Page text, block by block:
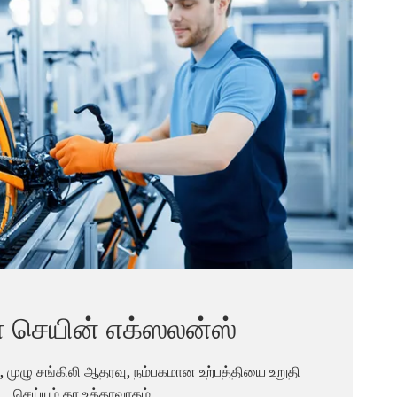
செயின் எக்ஸலன்ஸ்
சங்கிலி ஆதரவு, நம்பகமான உற்பத்தியை உறுதி
செய்யும் தர உத்தரவாதம்